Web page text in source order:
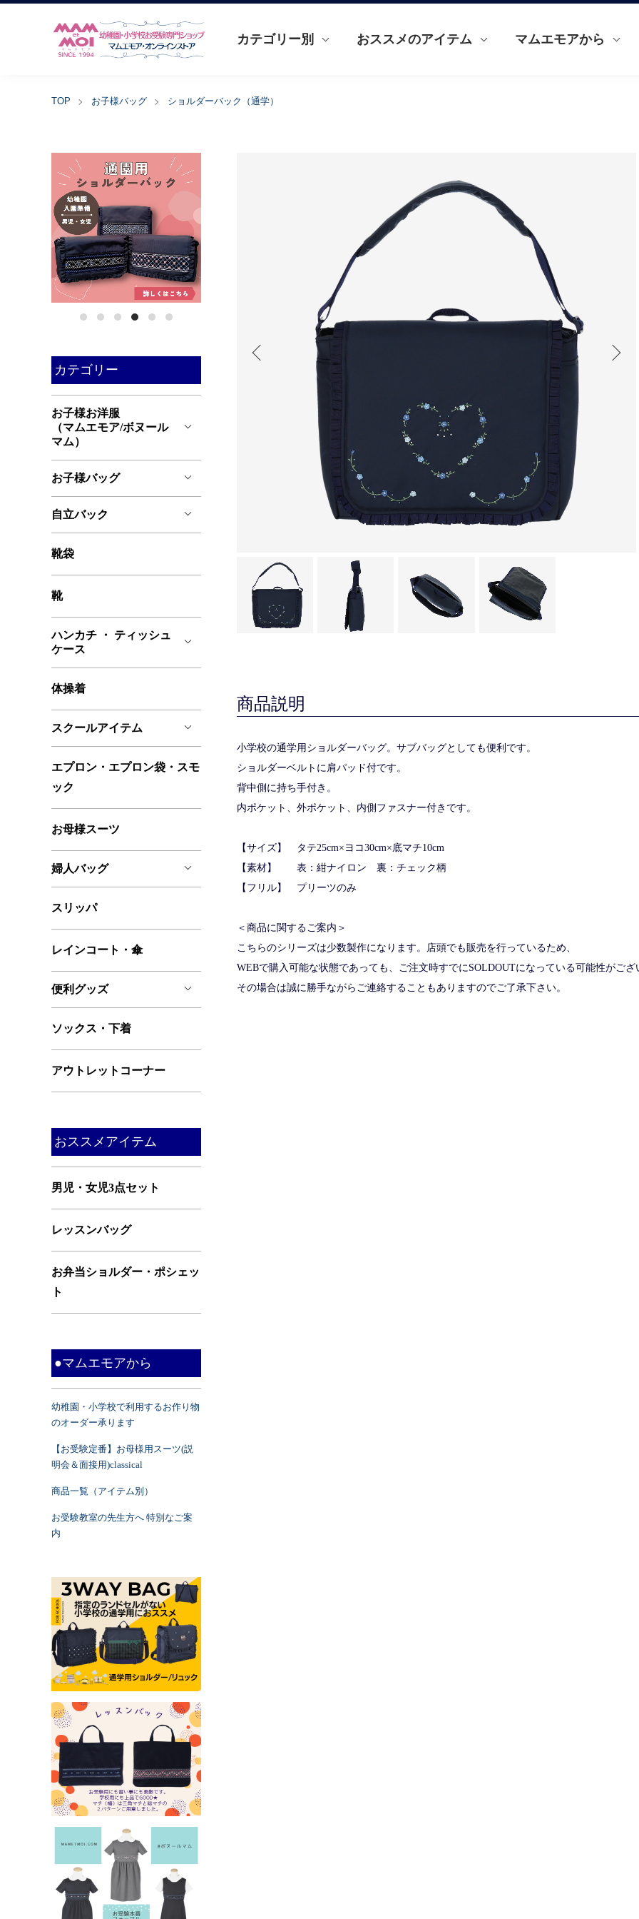
カテゴリー別 おススメのアイテム マムエモアから
TOP お子様バッグ ショルダーバック（通学）
商品説明
小学校の通学用ショルダーバッグ。サブバッグとしても便利です。
ショルダーベルトに肩パッド付です。
背中側に持ち手付き。
内ポケット、外ポケット、内側ファスナー付きです。
【サイズ】 タテ25cm×ヨコ30cm×底マチ10cm
【素材】 表：紺ナイロン 裏：チェック柄
【フリル】 プリーツのみ
＜商品に関するご案内＞
こちらのシリーズは少数製作になります。店頭でも販売を行っているため、
WEBで購入可能な状態であっても、ご注文時すでにSOLDOUTになっている可能性がござ
その場合は誠に勝手ながらご連絡することもありますのでご了承下さい。
カテゴリー
お子様お洋服
（マムエモア/ボヌール
マム）
お子様バッグ
自立バック
靴袋
靴
ハンカチ ・ ティッシュ
ケース
体操着
スクールアイテム
エプロン・エプロン袋・スモ
ック
お母様スーツ
婦人バッグ
スリッパ
レインコート・傘
便利グッズ
ソックス・下着
アウトレットコーナー
おススメアイテム
男児・女児3点セット
レッスンバッグ
お弁当ショルダー・ポシェッ
ト
●マムエモアから
幼稚園・小学校で利用するお作り物
のオーダー承ります
【お受験定番】お母様用スーツ(説
明会＆面接用)classical
商品一覧（アイテム別）
お受験教室の先生方へ 特別なご案
内